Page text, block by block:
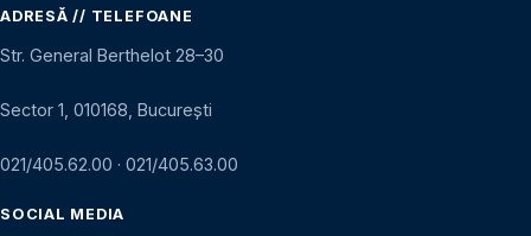
ADRESĂ // TELEFOANE
Str. General Berthelot 28–30
Sector 1, 010168, București
021/405.62.00 · 021/405.63.00
SOCIAL MEDIA